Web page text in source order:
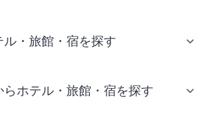
・旅館・宿を探す
ホテル・旅館・宿を探す